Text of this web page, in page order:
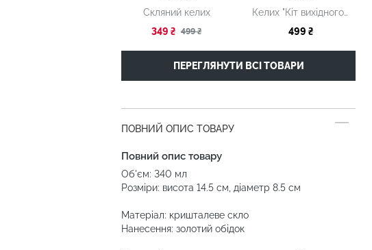
Скляний келих
349 ₴ 499 ₴
Келих "Кіт вихідного дня"
499 ₴
ПЕРЕГЛЯНУТИ ВСІ ТОВАРИ
ПОВНИЙ ОПИС ТОВАРУ
Повний опис товару
Об'єм: 340 мл
Розміри: висота 14.5 см, діаметр 8.5 см
Матеріал: кришталеве скло
Нанесення: золотий обідок